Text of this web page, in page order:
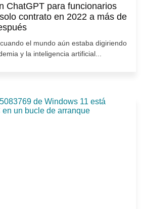
ChatGPT para funcionarios
contrato en 2022 a más de
el mundo aún estaba digiriendo
y la inteligencia artificial...